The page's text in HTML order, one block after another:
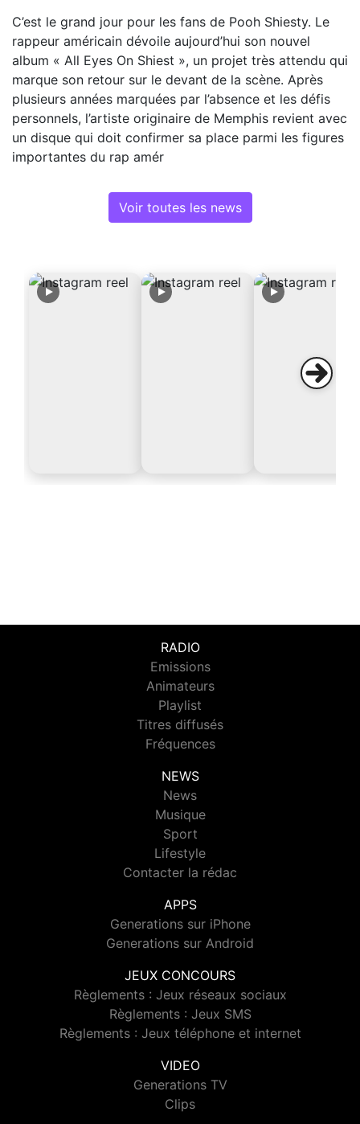
C’est le grand jour pour les fans de Pooh Shiesty. Le
rappeur américain dévoile aujourd’hui son nouvel
album « All Eyes On Shiest », un projet très attendu qui
marque son retour sur le devant de la scène. Après
plusieurs années marquées par l’absence et les défis
personnels, l’artiste originaire de Memphis revient avec
un disque qui doit confirmer sa place parmi les figures
importantes du rap amér
Voir toutes les news
RADIO
Emissions
Animateurs
Playlist
Titres diffusés
Fréquences
NEWS
News
Musique
Sport
Lifestyle
Contacter la rédac
APPS
Generations sur iPhone
Generations sur Android
JEUX CONCOURS
Règlements : Jeux réseaux sociaux
Règlements : Jeux SMS
Règlements : Jeux téléphone et internet
VIDEO
Generations TV
Clips